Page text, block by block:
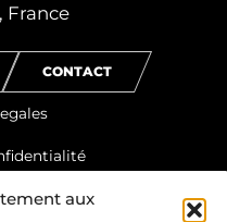
aux
France
CONTACT